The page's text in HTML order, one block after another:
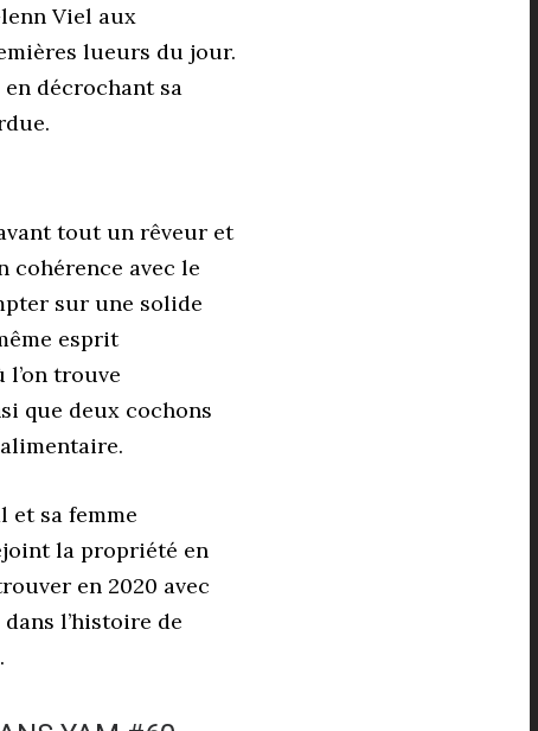
Viel aux
lueurs du jour.
décrochant sa
tout un rêveur et
cohérence avec le
sur une solide
esprit
trouve
que deux cochons
et sa femme
la propriété en
en 2020 avec
l’histoire de